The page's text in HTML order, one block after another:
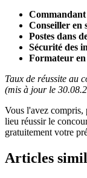
Conseiller en
Postes dans
Sécurité des
Formateur en
Taux de réussite au
(mis à jour le
Vous l'avez compris,
lieu réussir le
gratuitement votre
Articles